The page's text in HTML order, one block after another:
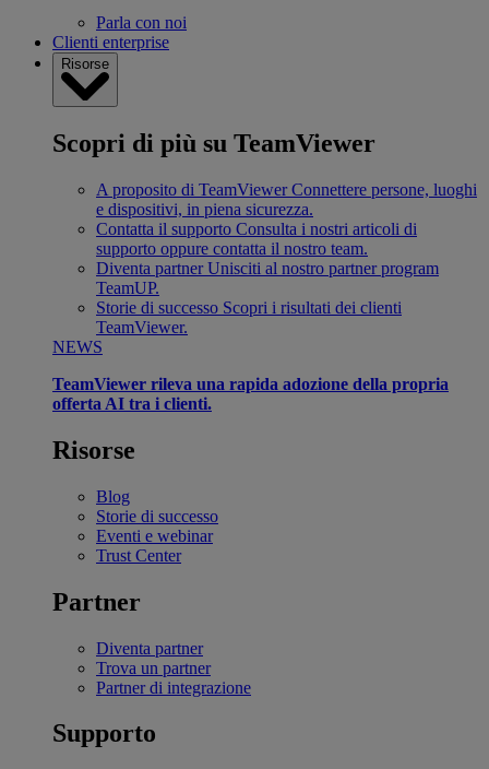
Parla con noi
Clienti enterprise
Risorse
Scopri di più su TeamViewer
A proposito di TeamViewer Connettere persone, luoghi
e dispositivi, in piena sicurezza.
Contatta il supporto Consulta i nostri articoli di
supporto oppure contatta il nostro team.
Diventa partner Unisciti al nostro partner program
TeamUP.
Storie di successo Scopri i risultati dei clienti
TeamViewer.
NEWS
TeamViewer rileva una rapida adozione della propria
offerta AI tra i clienti.
Risorse
Blog
Storie di successo
Eventi e webinar
Trust Center
Partner
Diventa partner
Trova un partner
Partner di integrazione
Supporto